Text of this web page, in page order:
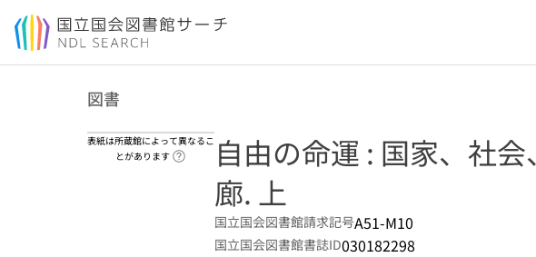
本文へ移動
図書
表紙は所蔵館によって異なるこ
とがあります
ヘルプページへのリンク
自由の命運 : 国家、社
廊. 上
国立国会図書館請求記号A51-M10
国立国会図書館書誌ID030182298